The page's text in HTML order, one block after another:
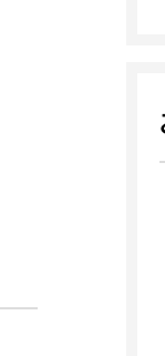
ー
度課